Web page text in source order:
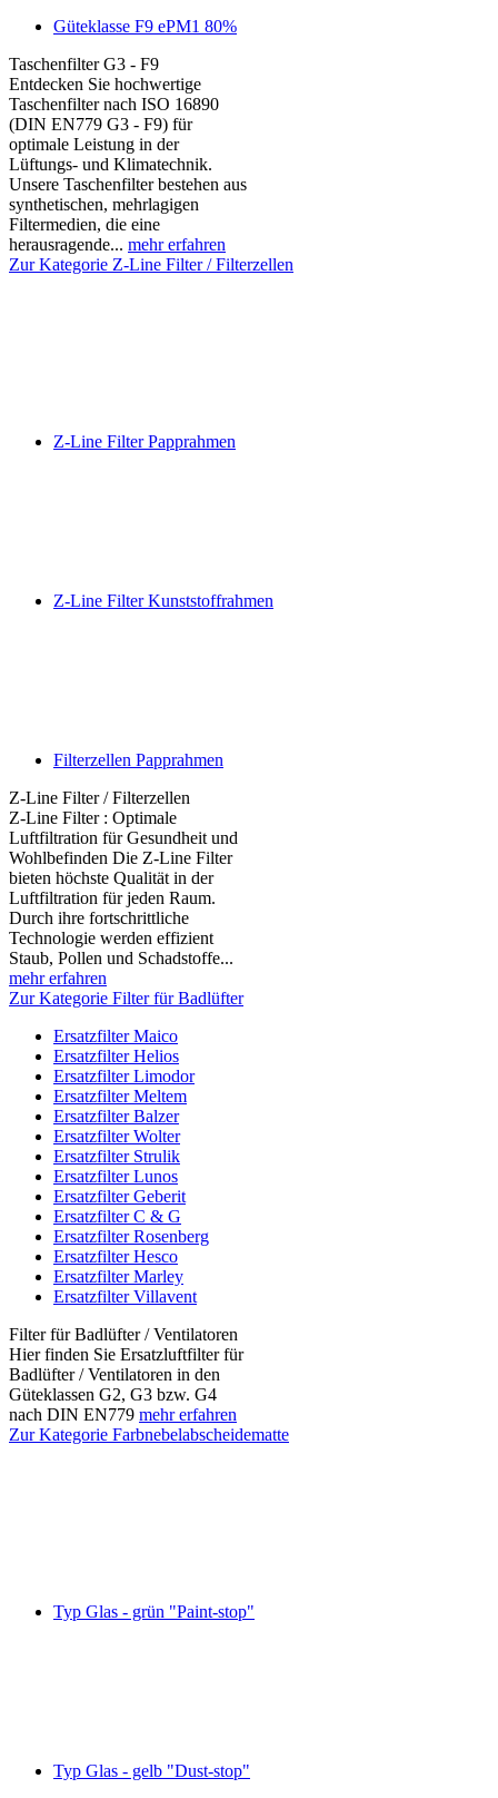
Güteklasse F9 ePM1 80%
Taschenfilter G3 - F9
Entdecken Sie hochwertige
Taschenfilter nach ISO 16890
(DIN EN779 G3 - F9) für
optimale Leistung in der
Lüftungs- und Klimatechnik.
Unsere Taschenfilter bestehen aus
synthetischen, mehrlagigen
Filtermedien, die eine
herausragende... mehr erfahren
Zur Kategorie Z-Line Filter / Filterzellen
Z-Line Filter Papprahmen
Z-Line Filter Kunststoffrahmen
Filterzellen Papprahmen
Z-Line Filter / Filterzellen
Z-Line Filter : Optimale
Luftfiltration für Gesundheit und
Wohlbefinden Die Z-Line Filter
bieten höchste Qualität in der
Luftfiltration für jeden Raum.
Durch ihre fortschrittliche
Technologie werden effizient
Staub, Pollen und Schadstoffe...
mehr erfahren
Zur Kategorie Filter für Badlüfter
Ersatzfilter Maico
Ersatzfilter Helios
Ersatzfilter Limodor
Ersatzfilter Meltem
Ersatzfilter Balzer
Ersatzfilter Wolter
Ersatzfilter Strulik
Ersatzfilter Lunos
Ersatzfilter Geberit
Ersatzfilter C & G
Ersatzfilter Rosenberg
Ersatzfilter Hesco
Ersatzfilter Marley
Ersatzfilter Villavent
Filter für Badlüfter / Ventilatoren
Hier finden Sie Ersatzluftfilter für
Badlüfter / Ventilatoren in den
Güteklassen G2, G3 bzw. G4
nach DIN EN779 mehr erfahren
Zur Kategorie Farbnebelabscheidematte
Typ Glas - grün "Paint-stop"
Typ Glas - gelb "Dust-stop"